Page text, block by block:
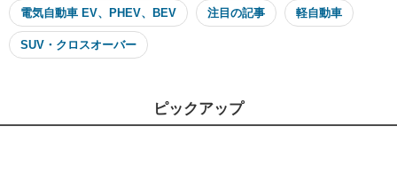
電気自動車 EV、PHEV、BEV 注目の記事 軽自動車
SUV・クロスオーバー
ピックアップ